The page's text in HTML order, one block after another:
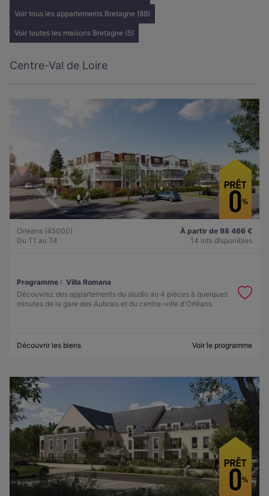
Voir tous les appartements Bretagne (88)
Voir toutes les maisons Bretagne (5)
Centre-Val de Loire
Orléans (45000)
Du T1 au T4
À partir de 98 466 €
14 lots disponibles
Programme : Villa Romana
Découvrez des appartements du studio au 4 pièces à quelques
minutes de la gare des Aubrais et du centre-ville d'Orléans.
Découvrir les biens Voir le programme